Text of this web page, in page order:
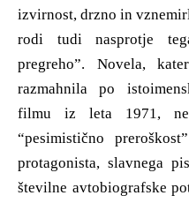
izvirnost, drzno in
rodi tudi nasprotje
pregreho”. Novela,
razmahnila po
filmu iz leta 1971,
“pesimistično
protagonista, slavnega
številne avtobiografske